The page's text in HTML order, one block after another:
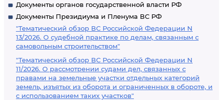
Документы органов государственной власти РФ
Документы Президиума и Пленума ВС РФ
"Тематический обзор ВС Российской Федерации N
13/2026. О судебной практике по делам, связанным с
самовольным строительством"
"Тематический обзор ВС Российской Федерации N
11/2026. О рассмотрении судами дел, связанных с
правами на земельные участки отдельных категорий
земель, изъятых из оборота и ограниченных в обороте, и
с использованием таких участков"